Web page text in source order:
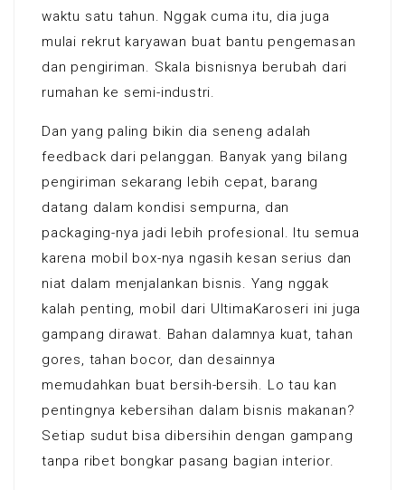
waktu satu tahun. Nggak cuma itu, dia juga
mulai rekrut karyawan buat bantu pengemasan
dan pengiriman. Skala bisnisnya berubah dari
rumahan ke semi-industri.
Dan yang paling bikin dia seneng adalah
feedback dari pelanggan. Banyak yang bilang
pengiriman sekarang lebih cepat, barang
datang dalam kondisi sempurna, dan
packaging-nya jadi lebih profesional. Itu semua
karena mobil box-nya ngasih kesan serius dan
niat dalam menjalankan bisnis. Yang nggak
kalah penting, mobil dari UltimaKaroseri ini juga
gampang dirawat. Bahan dalamnya kuat, tahan
gores, tahan bocor, dan desainnya
memudahkan buat bersih-bersih. Lo tau kan
pentingnya kebersihan dalam bisnis makanan?
Setiap sudut bisa dibersihin dengan gampang
tanpa ribet bongkar pasang bagian interior.